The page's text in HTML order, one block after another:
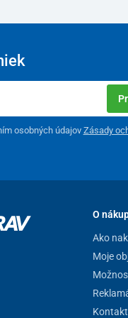
osobných údajov Zásady
O
Ako
Moje
Kontakt